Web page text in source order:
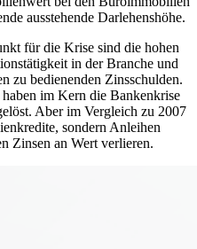
ausstehende Darlehenshöhe.
für die Krise sind die hohen
in der Branche und
zu bedienenden Zinsschulden.
im Kern die Bankenkrise
Aber im Vergleich zu 2007
sondern Anleihen
Zinsen an Wert verlieren.